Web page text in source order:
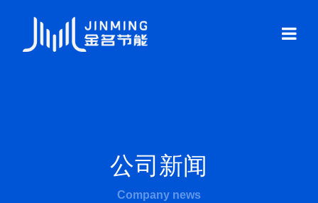
公司新闻
Company news